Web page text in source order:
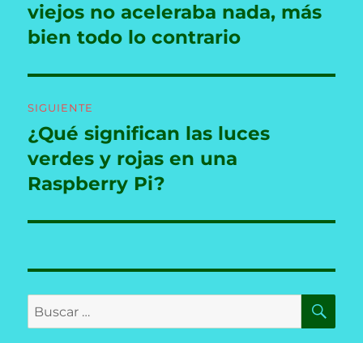
entradas
anterior:
viejos no aceleraba nada, más
bien todo lo contrario
SIGUIENTE
Entrada
siguiente:
¿Qué significan las luces
verdes y rojas en una
Raspberry Pi?
Buscar
por: